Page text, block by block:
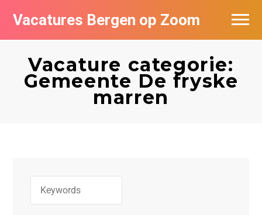
Vacatures Bergen op Zoom
Vacature categorie:
Gemeente De fryske
marren
Vacatures per bedrijf
De populairste vacatures in Bergen op
Zoom